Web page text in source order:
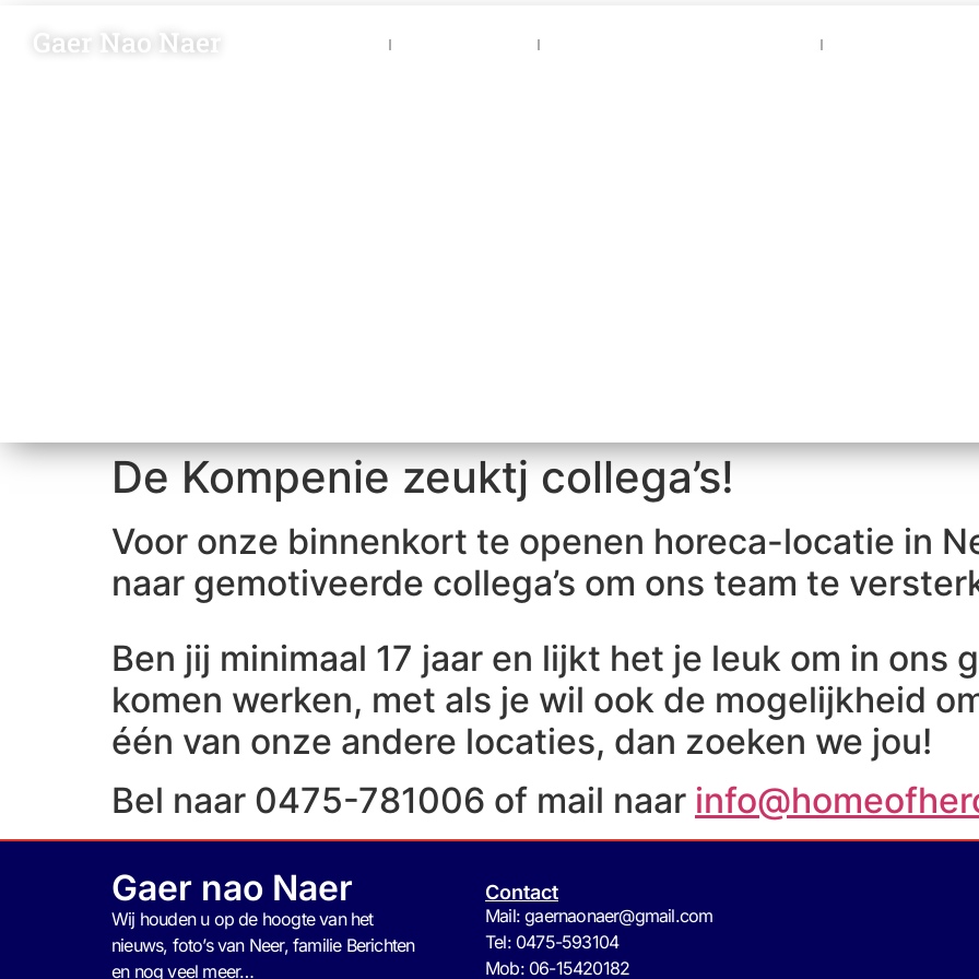
Gaer Nao Naer
De Kompenie zeuktj collega’s!
Voor onze binnenkort te openen horeca-locatie in
naar gemotiveerde collega’s om ons team te
Ben jij minimaal 17 jaar en lijkt het je leuk om in ons
komen werken, met als je wil ook de mogelijkheid
één van onze andere locaties, dan zoeken we jou!
Bel naar 0475-781006 of mail naar
Gaer nao Naer
Wij houden u op de hoogte van het
nieuws, foto’s van Neer, familie Berichten
en nog veel meer…
Contact
Mail: gaernaonaer@gmail.com
Tel: 0475-593104
Mob: 06-15420182